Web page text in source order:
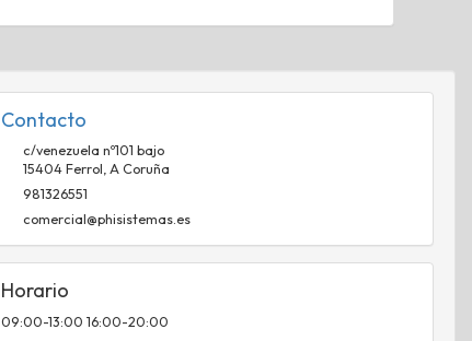
Contacto
c/venezuela nº101 bajo
15404 Ferrol,A Coruña
981326551
comercial@phisistemas.es
Horario
09:00-13:00 16:00-20:00